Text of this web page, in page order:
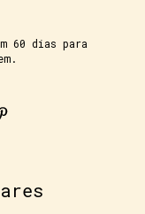
60 dias para